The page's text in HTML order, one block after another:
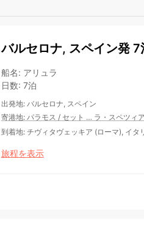
バルセロナ, スペイン発 7
船名: アリュラ
日数: 7泊
出発地: バルセロナ, スペイン
寄港地: パラモス / セット … ラ・スペツィ
到着地: チヴィタヴェッキア (ローマ), イタ
旅程を表示